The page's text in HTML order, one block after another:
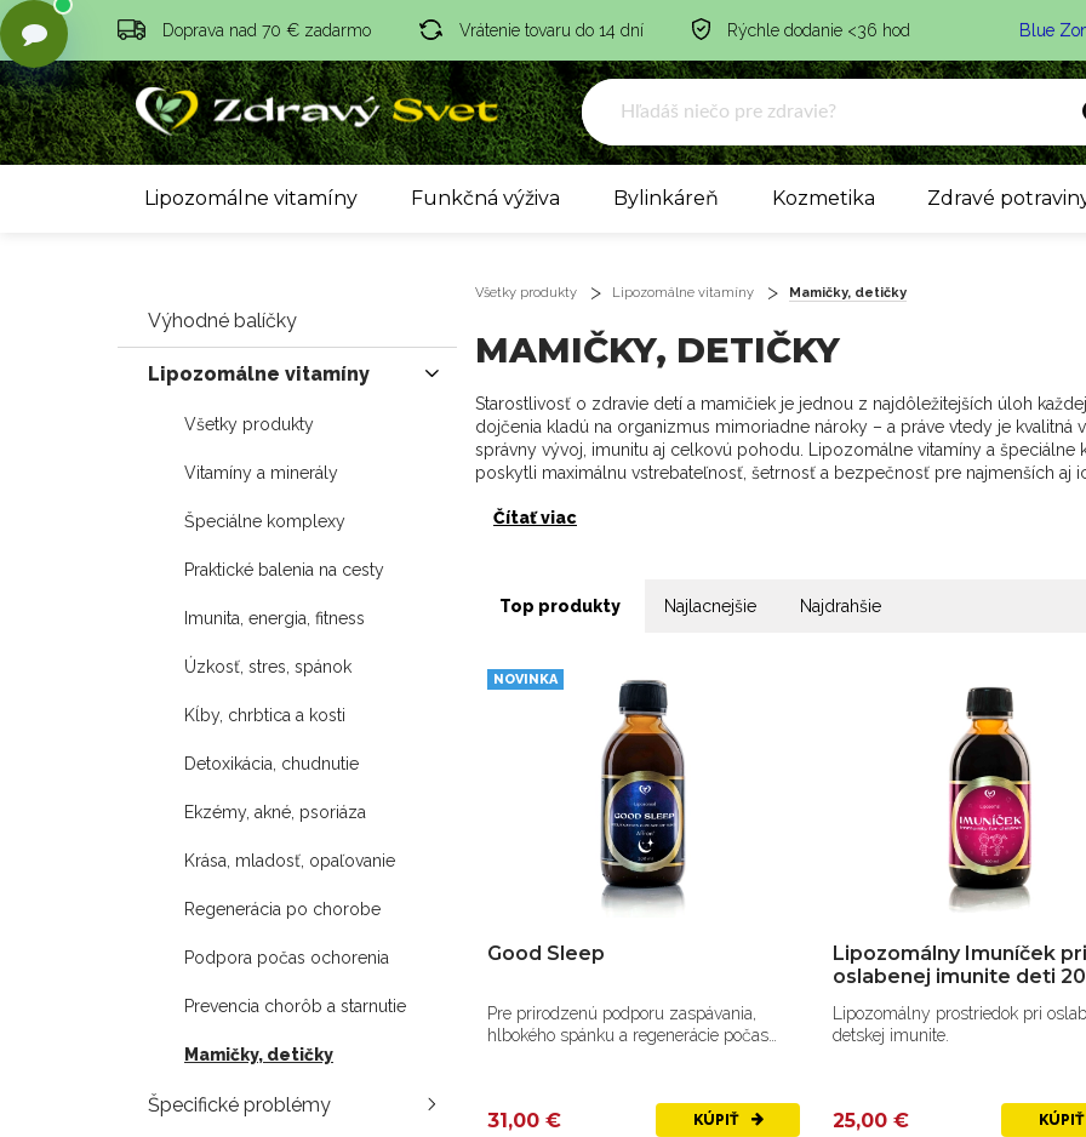
Doprava nad 70 € zadarmo Vrátenie tovaru do 14 dní Rýchle dodanie <36 hod Blue
Lipozomálne vitamíny Funkčná výživa Bylinkáreň Kozmetika Zdravé
Výhodné balíčky
Lipozomálne vitamíny
Všetky produkty
Vitamíny a minerály
Špeciálne komplexy
Praktické balenia na cesty
Imunita, energia, fitness
Úzkosť, stres, spánok
Kĺby, chrbtica a kosti
Detoxikácia, chudnutie
Ekzémy, akné, psoriáza
Krása, mladosť, opaľovanie
Regenerácia po chorobe
Podpora počas ochorenia
Prevencia chorôb a starnutie
Mamičky, detičky
Špecifické problémy
Všetky produkty Lipozomálne vitamíny Mamičky, detičky
MAMIČKY, DETIČKY
Starostlivosť o zdravie detí a mamičiek je jednou z najdôležitejších úloh
dojčenia kladú na organizmus mimoriadne nároky – a práve vtedy je kvalitná
správny vývoj, imunitu aj celkovú pohodu. Lipozomálne vitamíny a špeciálne
poskytli maximálnu vstrebateľnosť, šetrnosť a bezpečnosť pre najmenších aj
Čítať viac
Top produkty Najlacnejšie Najdrahšie
NOVINKA
Good Sleep
Pre prirodzenú podporu zaspávania,
hlbokého spánku a regenerácie počas
31,00 € KÚPIŤ
Lipozomálny Imuníček pri
oslabenej imunite deti
Lipozomálny prostriedok pri
detskej imunite.
25,00 € KÚPIŤ